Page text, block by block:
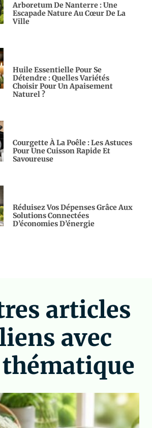
Arboretum De Nanterre : Une
Escapade Nature Au Cœur De La
Ville
Huile Essentielle Pour Se
Détendre : Quelles Variétés
Choisir Pour Un Apaisement
Naturel ?
Courgette À La Poêle : Les Astuces
Pour Une Cuisson Rapide Et
Savoureuse
Réduisez Vos Dépenses Grâce Aux
Solutions Connectées
D’économies D’énergie
articles
avec